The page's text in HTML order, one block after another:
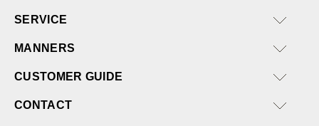
SERVICE
MANNERS
CUSTOMER GUIDE
CONTACT